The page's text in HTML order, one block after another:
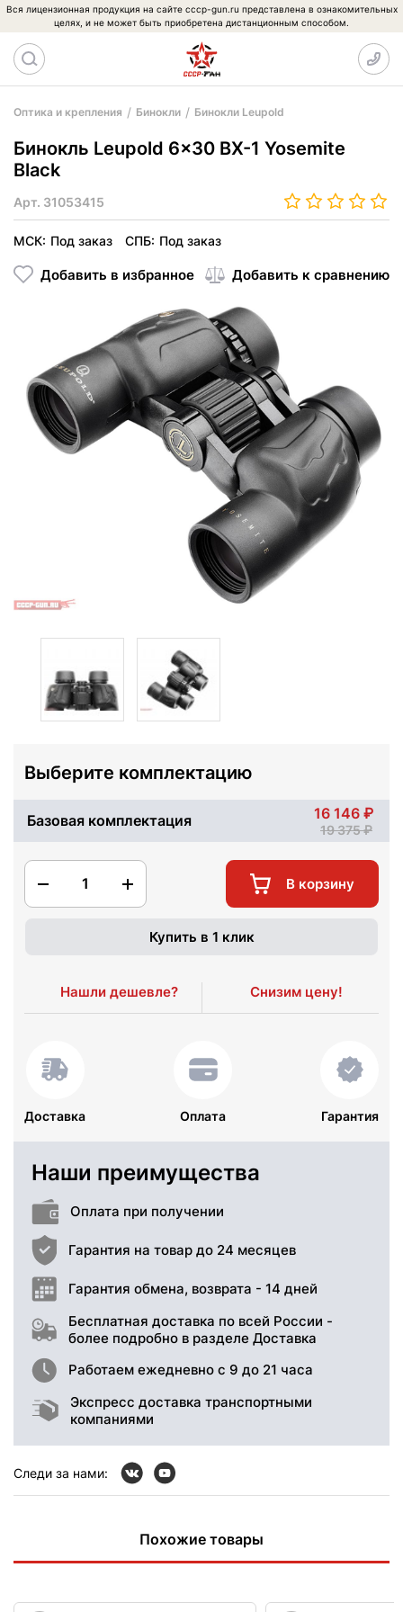
Вся лицензионная продукция на сайте cccp-gun.ru представлена в ознакомительных
целях, и не может быть приобретена дистанционным способом.
Оптика и крепления Бинокли Бинокли Leupold
Бинокль Leupold 6x30 BX-1 Yosemite
Black
Арт. 31053415
МСК: Под заказ СПБ: Под заказ
Добавить в избранное Добавить к сравнению
Выберите комплектацию
Базовая комплектация 16 146
19 375
1 В корзину
Купить в 1 клик
Нашли дешевле? Снизим цену!
Доставка Оплата Гарантия
Наши преимущества
Оплата при получении
Гарантия на товар до 24 месяцев
Гарантия обмена, возврата - 14 дней
Бесплатная доставка по всей России -
более подробно в разделе Доставка
Работаем ежедневно с 9 до 21 часа
Экспресс доставка транспортными
компаниями
Следи за нами:
Похожие товары